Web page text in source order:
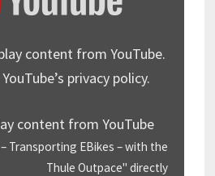
content from YouTube.
YouTube’s privacy policy.
content from YouTube
Transporting EBikes – with the
Thule Outpace" directly